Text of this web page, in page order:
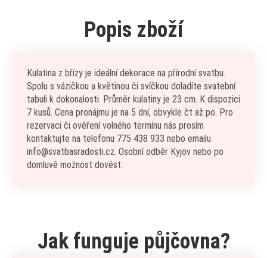
Popis zboží
Kulatina z břízy je ideální dekorace na přírodní svatbu.
Spolu s vázičkou a květinou či svíčkou doladíte svatební
tabuli k dokonalosti. Průměr kulatiny je 23 cm. K dispozici
7 kusů. Cena pronájmu je na 5 dní, obvykle čt až po. Pro
rezervaci či ověření volného termínu nás prosím
kontaktujte na telefonu 775 438 933 nebo emailu
info@svatbasradosti.cz. Osobní odběr Kyjov nebo po
domluvě možnost dovést.
Jak funguje půjčovna?